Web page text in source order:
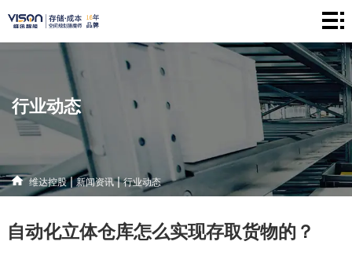
维
心
闻
资
讯
解
决
方
联
系
行业动态
维达控股|新闻资讯|行业动态
自动化立体仓库怎么实现存取货物的？